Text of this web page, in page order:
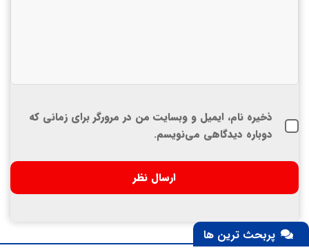
ذخیره نام، ایمیل و وبسایت من در مرورگر برای زمانی که
دوباره دیدگاهی می‌نویسم.
پربحث ترین ها